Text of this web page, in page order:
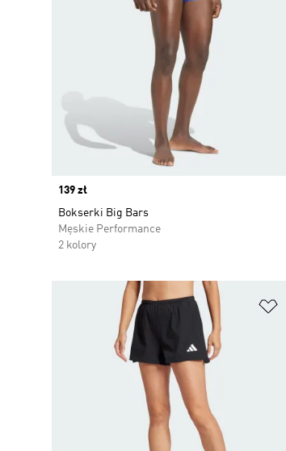
Price
139 zł
Bokserki Big Bars
Męskie Performance
2 kolory